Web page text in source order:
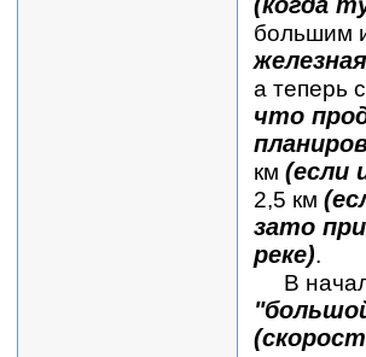
большим
а теперь
что
км (если
2,5 км
зато
реке).
В